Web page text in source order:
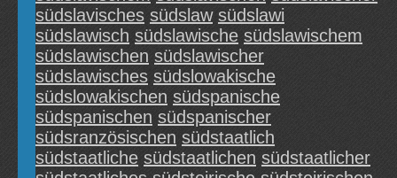
südslavisches südslaw südslawi
südslawisch südslawische südslawischem
südslawischen südslawischer
südslawisches südslowakische
südslowakischen südspanische
südspanischen südspanischer
südsranzösischen südstaatlich
südstaatliche südstaatlichen südstaatlicher